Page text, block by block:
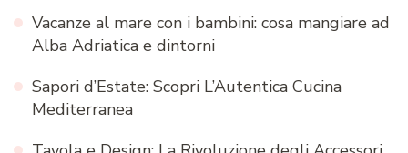
Vacanze al mare con i bambini: cosa mangiare ad
Alba Adriatica e dintorni
Sapori d’Estate: Scopri L’Autentica Cucina
Mediterranea